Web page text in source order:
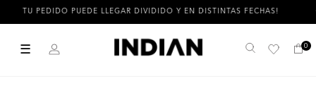
TU PEDIDO PUEDE LLEGAR DIVIDIDO Y EN DISTINTAS FECHAS!
☰ Buscar 0